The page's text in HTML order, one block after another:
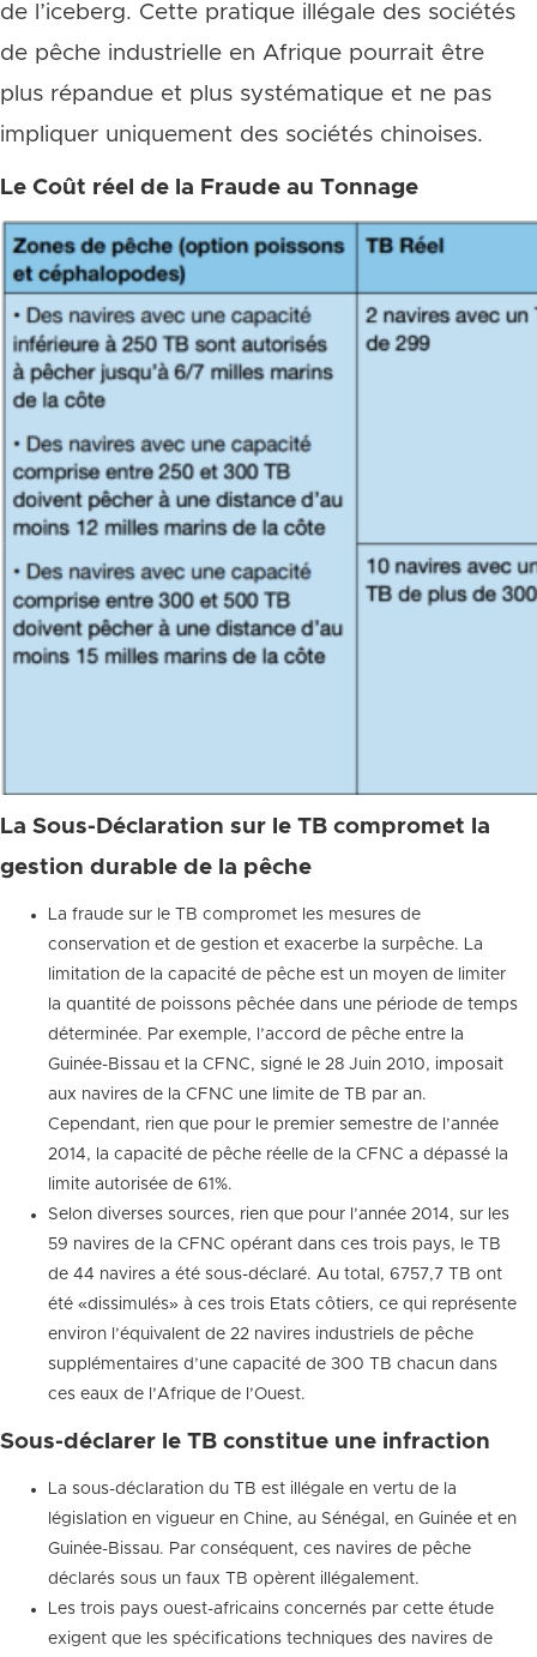
de l’iceberg. Cette pratique illégale des sociétés
de pêche industrielle en Afrique pourrait être
plus répandue et plus systématique et ne pas
impliquer uniquement des sociétés chinoises.
Le Coût réel de la Fraude au Tonnage
La Sous-Déclaration sur le TB compromet la
gestion durable de la pêche
La fraude sur le TB compromet les mesures de
conservation et de gestion et exacerbe la surpêche. La
limitation de la capacité de pêche est un moyen de limiter
la quantité de poissons pêchée dans une période de temps
déterminée. Par exemple, l’accord de pêche entre la
Guinée-Bissau et la CFNC, signé le 28 Juin 2010, imposait
aux navires de la CFNC une limite de TB par an.
Cependant, rien que pour le premier semestre de l’année
2014, la capacité de pêche réelle de la CFNC a dépassé la
limite autorisée de 61%.
Selon diverses sources, rien que pour l’année 2014, sur les
59 navires de la CFNC opérant dans ces trois pays, le TB
de 44 navires a été sous-déclaré. Au total, 6757,7 TB ont
été «dissimulés» à ces trois Etats côtiers, ce qui représente
environ l’équivalent de 22 navires industriels de pêche
supplémentaires d’une capacité de 300 TB chacun dans
ces eaux de l’Afrique de l’Ouest.
Sous-déclarer le TB constitue une infraction
La sous-déclaration du TB est illégale en vertu de la
législation en vigueur en Chine, au Sénégal, en Guinée et en
Guinée-Bissau. Par conséquent, ces navires de pêche
déclarés sous un faux TB opèrent illégalement.
Les trois pays ouest-africains concernés par cette étude
exigent que les spécifications techniques des navires de